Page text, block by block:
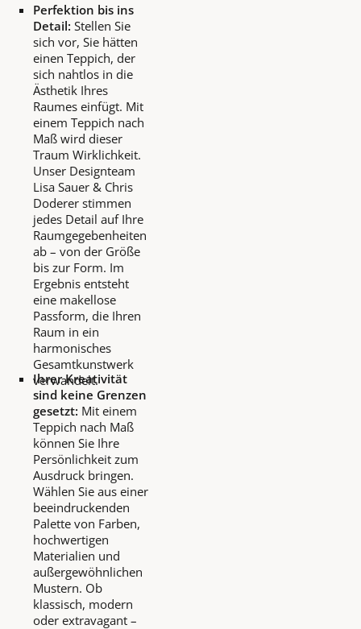
Perfektion bis ins
Detail: Stellen Sie
sich vor, Sie hätten
einen Teppich, der
sich nahtlos in die
Ästhetik Ihres
Raumes einfügt. Mit
einem Teppich nach
Maß wird dieser
Traum Wirklichkeit.
Unser Designteam
Lisa Sauer & Chris
Doderer stimmen
jedes Detail auf Ihre
Raumgegebenheiten
ab – von der Größe
bis zur Form. Im
Ergebnis entsteht
eine makellose
Passform, die Ihren
Raum in ein
harmonisches
Gesamtkunstwerk
verwandelt.
Ihrer Kreativität
sind keine Grenzen
gesetzt: Mit einem
Teppich nach Maß
können Sie Ihre
Persönlichkeit zum
Ausdruck bringen.
Wählen Sie aus einer
beeindruckenden
Palette von Farben,
hochwertigen
Materialien und
außergewöhnlichen
Mustern. Ob
klassisch, modern
oder extravagant –